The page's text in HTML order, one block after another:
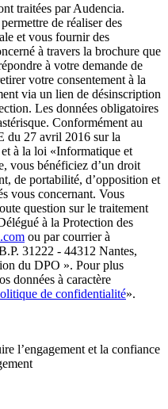
traitées par Audencia.
de réaliser des
et vous fournir des
à travers la brochure que
à votre demande de
votre consentement à la
via un lien de désinscription
Les données obligatoires
Conformément au
du 27 avril 2016 sur la
à la loi «Informatique et
vous bénéficiez d’un droit
de portabilité, d’opposition et
vous concernant. Vous
question sur le traitement
à la Protection des
ou par courrier à
31222 - 44312 Nantes,
du DPO ». Pour plus
données à caractère
de confidentialité».
l’engagement et la confiance